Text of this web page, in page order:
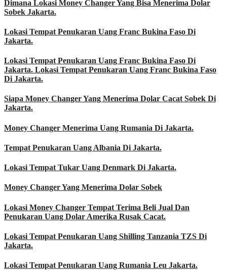
Dimana Lokasi Money Changer Yang Bisa Menerima Dolar
Sobek Jakarta.
Lokasi Tempat Penukaran Uang Franc Bukina Faso Di
Jakarta.
Lokasi Tempat Penukaran Uang Franc Bukina Faso Di
Jakarta. Lokasi Tempat Penukaran Uang Franc Bukina Faso
Di Jakarta.
Siapa Money Changer Yang Menerima Dolar Cacat Sobek Di
Jakarta.
Money Changer Menerima Uang Rumania Di Jakarta.
Tempat Penukaran Uang Albania Di Jakarta.
Lokasi Tempat Tukar Uang Denmark Di Jakarta.
Money Changer Yang Menerima Dolar Sobek
Lokasi Money Changer Tempat Terima Beli Jual Dan
Penukaran Uang Dolar Amerika Rusak Cacat.
Lokasi Tempat Penukaran Uang Shilling Tanzania TZS Di
Jakarta.
Lokasi Tempat Penukaran Uang Rumania Leu Jakarta.